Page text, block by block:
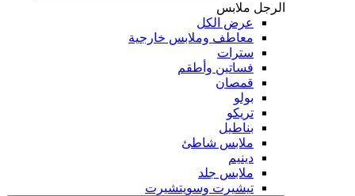
الرجل ملابس
عرض الكل
معاطف وملابس خارجية
سترات
فساتين وأطقم
قمصان
بولو
تريكو
بناطيل
ملابس شاطئ
دينيم
ملابس جلد
تيشيرت وسويتشيرت